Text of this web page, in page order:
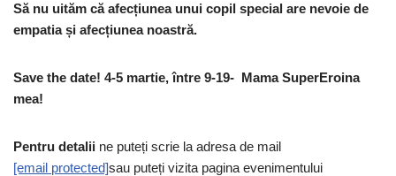
Să nu uităm că afecțiunea unui copil special are nevoie de
empatia și afecțiunea noastră.
Save the date! 4-5 martie, între 9-19- Mama SuperEroina
mea!
Pentru detalii ne puteți scrie la adresa de mail
[email protected]sau puteți vizita pagina evenimentului